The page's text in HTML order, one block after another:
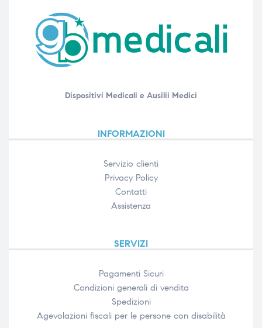
Dispositivi Medicali e Ausilii Medici
INFORMAZIONI
Servizio clienti
Privacy Policy
Contatti
Assistenza
SERVIZI
Pagamenti Sicuri
Condizioni generali di vendita
Spedizioni
Agevolazioni fiscali per le persone con disabilità​